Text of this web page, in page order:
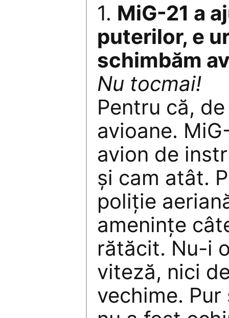
1. MiG-21 a
puterilor, e
schimbăm
Nu tocmai!
Pentru că,
avioane.
avion de
şi cam atât.
poliţie
ameninţe
rătăcit. Nu-i
viteză, nici
vechime.